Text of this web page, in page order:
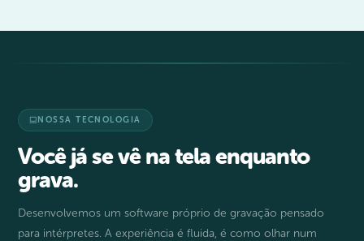
NOSSA TECNOLOGIA
Você já se vê na tela enquanto
grava.
Desenvolvemos um software próprio de gravação pensado
para intérpretes. A experiência é fluida, é como olhar num